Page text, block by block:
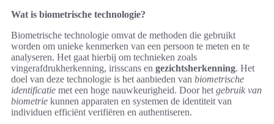
Wat is biometrische technologie?
Biometrische technologie omvat de methoden die gebruikt
worden om unieke kenmerken van een persoon te meten en te
analyseren. Het gaat hierbij om technieken zoals
vingerafdrukherkenning, irisscans en gezichtsherkenning. Het
doel van deze technologie is het aanbieden van biometrische
identificatie met een hoge nauwkeurigheid. Door het gebruik van
biometrie kunnen apparaten en systemen de identiteit van
individuen efficiënt verifiëren en authentiseren.